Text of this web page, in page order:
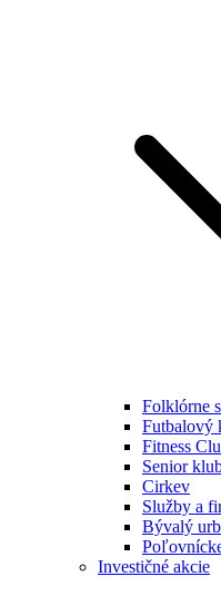
Folklórne
Futbalový
Fitness
Senior
Cirkev
Služby a
Bývalý
Investičné akcie